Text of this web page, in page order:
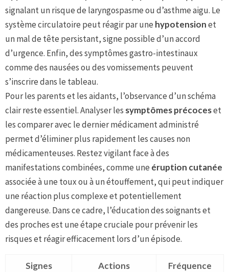
signalant un risque de laryngospasme ou d’asthme aigu. Le
système circulatoire peut réagir par une hypotensionet
un mal de tête persistant, signe possible d’un accord
d’urgence. Enfin, des symptômes gastro-intestinaux
comme des nausées ou des vomissements peuvent
s’inscrire dans le tableau.
Pour les parents et les aidants, l’observance d’un schéma
clair reste essentiel. Analyser les symptômes précoceset
les comparer avec le dernier médicament administré
permet d’éliminer plus rapidement les causes non
médicamenteuses. Restez vigilant face à des
manifestations combinées, comme une éruption cutanée
associée à une toux ou à un étouffement, qui peut indiquer
une réaction plus complexe et potentiellement
dangereuse. Dans ce cadre, l’éducation des soignants et
des proches est une étape cruciale pour prévenir les
risques et réagir efficacement lors d’un épisode.
Signes
Actions
Fréquence